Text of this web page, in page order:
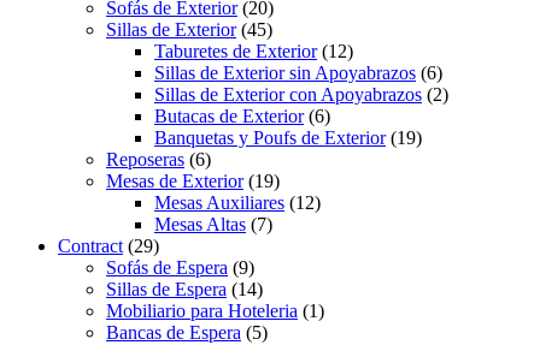
Sofás de Exterior(20)
Sillas de Exterior(45)
Taburetes de Exterior(12)
Sillas de Exterior sin Apoyabrazos (6)
Sillas de Exterior con Apoyabrazos (2)
Butacas de Exterior(6)
Banquetas y Poufs de Exterior(19)
Reposeras (6)
Mesas de Exterior(19)
Mesas Auxiliares (12)
Mesas Altas (7)
Contract (29)
Sofás de Espera (9)
Sillas de Espera (14)
Mobiliario para Hoteleria (1)
Bancas de Espera (5)